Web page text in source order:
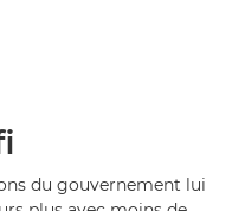
du gouvernement lui